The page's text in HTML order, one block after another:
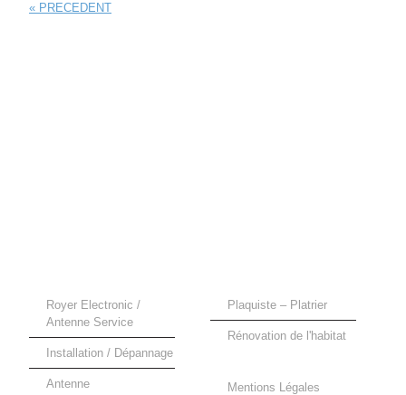
« PRECEDENT
Royer Electronic /
Antenne Service
Installation / Dépannage
Antenne
Plaquiste – Platrier
Rénovation de l'habitat
Mentions Légales